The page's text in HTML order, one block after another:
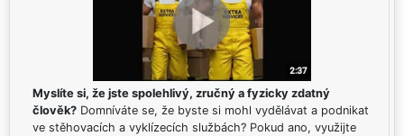
Myslíte si, že jste spolehlivý, zručný a fyzicky zdatný
člověk? Domníváte se, že byste si mohl vydělávat a podnikat
ve stěhovacích a vyklízecích službách? Pokud ano, využijte